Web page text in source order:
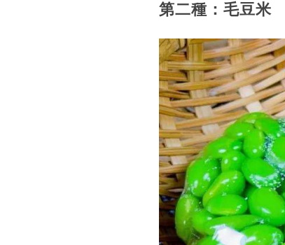
第二種：毛豆米